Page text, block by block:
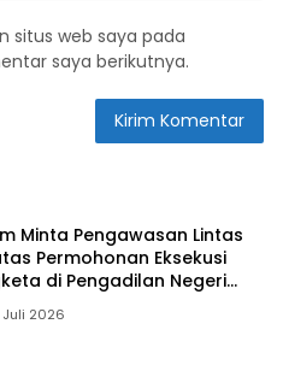
situs web saya pada
saya berikutnya.
Minta Pengawasan Lintas
Permohonan Eksekusi
di Pengadilan Negeri
Juli 2026